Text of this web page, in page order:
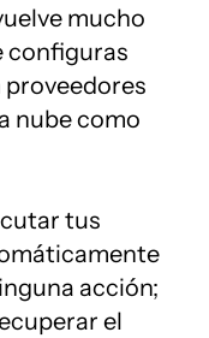
mucho
configuras
proveedores
nube como
tus
acción;
el